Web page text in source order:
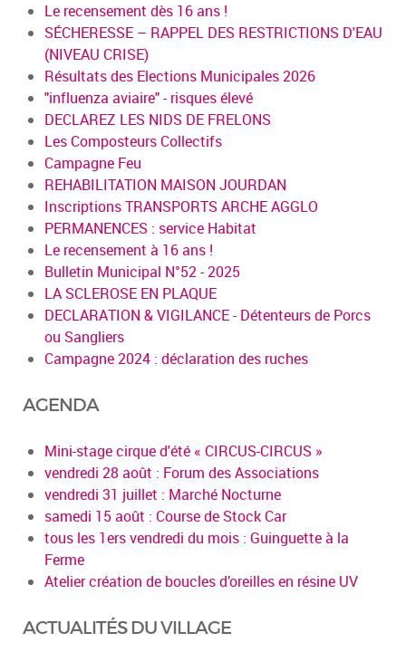
Le recensement dès 16 ans !
SÉCHERESSE – RAPPEL DES RESTRICTIONS D'EAU
(NIVEAU CRISE)
Résultats des Elections Municipales 2026
"influenza aviaire" - risques élevé
DECLAREZ LES NIDS DE FRELONS
Les Composteurs Collectifs
Campagne Feu
REHABILITATION MAISON JOURDAN
Inscriptions TRANSPORTS ARCHE AGGLO
PERMANENCES : service Habitat
Le recensement à 16 ans !
Bulletin Municipal N°52 - 2025
LA SCLEROSE EN PLAQUE
DECLARATION & VIGILANCE - Détenteurs de Porcs
ou Sangliers
Campagne 2024 : déclaration des ruches
AGENDA
Mini-stage cirque d'été « CIRCUS-CIRCUS »
vendredi 28 août : Forum des Associations
vendredi 31 juillet : Marché Nocturne
samedi 15 août : Course de Stock Car
tous les 1ers vendredi du mois : Guinguette à la
Ferme
Atelier création de boucles d’oreilles en résine UV
ACTUALITÉS DU VILLAGE